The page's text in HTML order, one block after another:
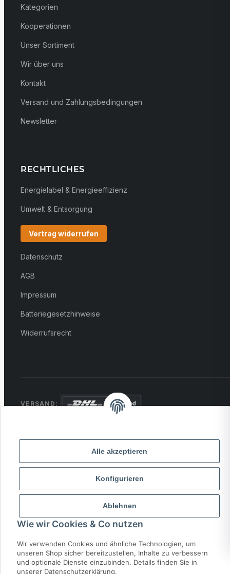
Alle akzeptieren
Konfigurieren
Ablehnen
Wie wir Cookies & Co nutzen
Wir verwenden Cookies und ähnliche Technologien, um
unseren Shop sicher bereitzustellen, Inhalte zu verbessern
und optionale Dienste einzubinden. Details finden Sie in
unserer Datenschutzerklärung.
Kategorien
Kooperationen
Unser Sortiment
Wir über uns
Kontakt
Versand und Zahlungsbedingungen
Newsletter
RECHTLICHES
Energielabel & Energieeffizienz
Umwelt & Entsorgung
Vertrag widerrufen
Datenschutz
AGB
Impressum
Batteriegesetzhinweise
Widerrufsrecht
VERSAND:
© 2026 MCTRADE24. Alle Rechte vorbehalten.
Powered byMD IT Solutions